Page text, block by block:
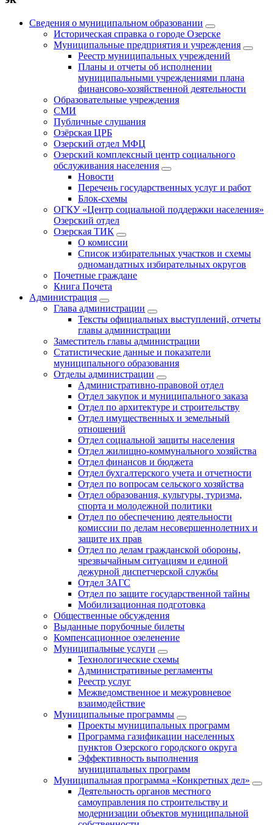
Сведения о муниципальном образовании
Историческая справка о городе Озерске
Муниципальные предприятия и учреждения
Реестр муниципальных учреждений
Планы и отчеты об исполнении
муниципальными учреждениями плана
финансово-хозяйственной деятельности
Образовательные учреждения
СМИ
Публичные слушания
Озёрская ЦРБ
Озерский отдел МФЦ
Озерский комплексный центр социального
обслуживания населения
Новости
Перечень государственных услуг и работ
Блок-схемы
ОГКУ «Центр социальной поддержки населения»
Озерский отдел
Озерская ТИК
О комиссии
Список избирательных участков и схемы
одномандатных избирательных округов
Почетные граждане
Книга Почета
Администрация
Глава администрации
Тексты официальных выступлений, отчеты
главы администрации
Заместитель главы администрации
Статистические данные и показатели
муниципального образования
Отделы администрации
Административно-правовой отдел
Отдел закупок и муниципального заказа
Отдел по архитектуре и строительству
Отдел имущественных и земельный
отношений
Отдел социальной защиты населения
Отдел жилищно-коммунального хозяйства
Отдел финансов и бюджета
Отдел бухгалтерского учета и отчетности
Отдел по вопросам сельского хозяйства
Отдел образования, культуры, туризма,
спорта и молодежной политики
Отдел по обеспечению деятельности
комиссии по делам несовершеннолетних и
защите их прав
Отдел по делам гражданской обороны,
чрезвычайным ситуациям и единой
дежурной диспетчерской службы
Отдел ЗАГС
Отдел по защите государственной тайны
Мобилизационная подготовка
Общественные обсуждения
Выданные порубочные билеты
Компенсационное озеленение
Муниципальные услуги
Технологические схемы
Административные регламенты
Реестр услуг
Межведомственное и межуровневое
взаимодействие
Муниципальные программы
Проекты муниципальных программ
Программа газификации населенных
пунктов Озерского городского округа
Эффективность выполнения
муниципальных программ
Муниципальная программа «Конкретных дел»
Деятельность органов местного
самоуправления по строительству и
модернизации объектов муниципальной